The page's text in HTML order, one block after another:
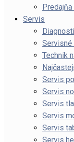
Servis
Technik
Servis
Servis
Servis
Servis
Servis
Servis